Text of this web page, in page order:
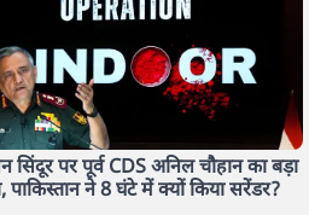
पर पूर्व CDS अनिल चौहान का बड़ा
पाकिस्तान ने 8 घंटे में क्यों किया सरेंडर?